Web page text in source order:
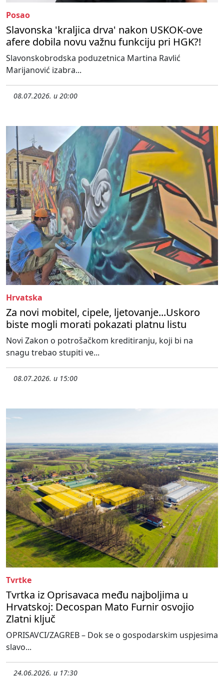
Posao
Slavonska 'kraljica drva' nakon USKOK-ove
afere dobila novu važnu funkciju pri HGK?!
Slavonskobrodska poduzetnica Martina Ravlić
Marijanović izabra...
08.07.2026. u 20:00
Hrvatska
Za novi mobitel, cipele, ljetovanje...Uskoro
biste mogli morati pokazati platnu listu
Novi Zakon o potrošačkom kreditiranju, koji bi na
snagu trebao stupiti ve...
08.07.2026. u 15:00
Tvrtke
Tvrtka iz Oprisavaca među najboljima u
Hrvatskoj: Decospan Mato Furnir osvojio
Zlatni ključ
OPRISAVCI/ZAGREB – Dok se o gospodarskim uspjesima
slavo...
24.06.2026. u 17:30